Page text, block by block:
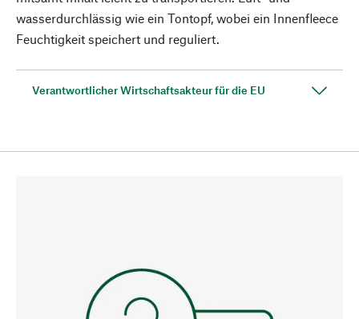
wasserdurchlässig wie ein Tontopf, wobei ein Innenfleece
Feuchtigkeit speichert und reguliert.
Verantwortlicher Wirtschaftsakteur für die EU